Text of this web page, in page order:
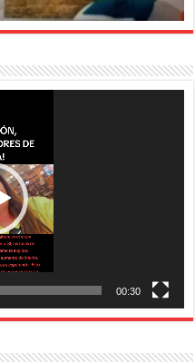
00:30